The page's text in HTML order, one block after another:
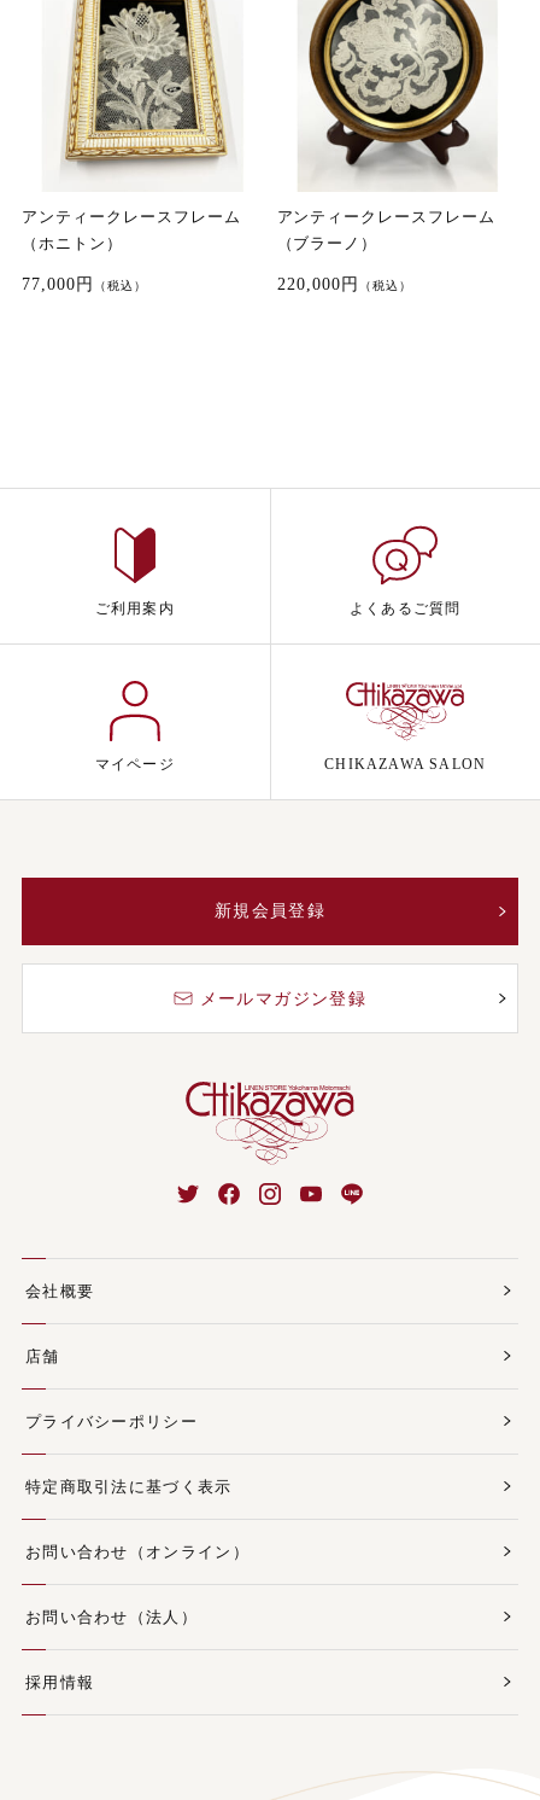
アンティークレースフレーム
（ホニトン）
77,000円 （税込）
アンティークレースフレーム
（ブラーノ）
220,000円 （税込）
ご利用案内 よくあるご質問
マイページ CHIKAZAWA SALON
新規会員登録
メールマガジン登録
会社概要
店舗
プライバシーポリシー
特定商取引法に基づく表示
お問い合わせ（オンライン）
お問い合わせ（法人）
採用情報